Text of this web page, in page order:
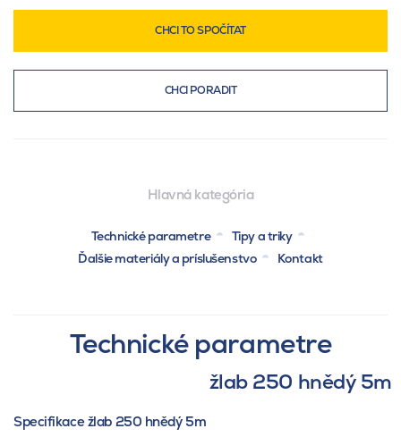
CHCI TO SPOČÍTAT
CHCI PORADIT
Hlavná kategória
Technické parametre
Tipy a triky
Ďalšie materiály a príslušenstvo
Kontakt
Technické parametre
žlab 250 hnědý 5m
Specifikace žlab 250 hnědý 5m